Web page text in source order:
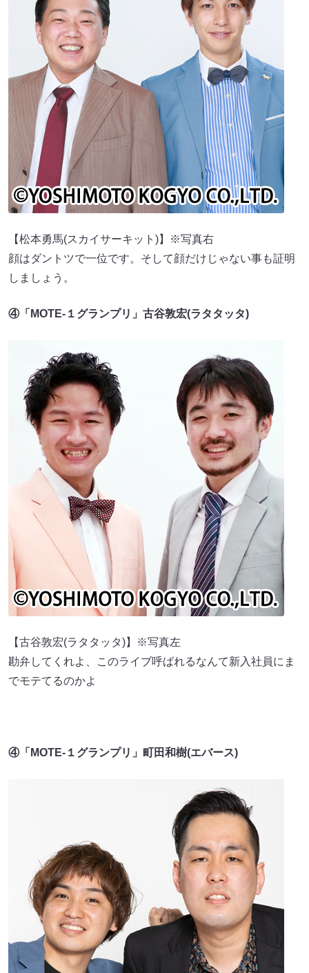
【松本勇馬(スカイサーキット)】※写真右
顔はダントツで一位です。そして顔だけじゃない事も証明
しましょう。
④「MOTE-１グランプリ」古谷敦宏(ラタタッタ)
【古谷敦宏(ラタタッタ)】※写真左
勘弁してくれよ、このライブ呼ばれるなんて新入社員にま
でモテてるのかよ
④「MOTE-１グランプリ」町田和樹(エバース)